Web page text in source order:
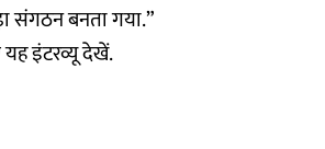
संगठन बनता गया.”
इंटरव्यू देखें.